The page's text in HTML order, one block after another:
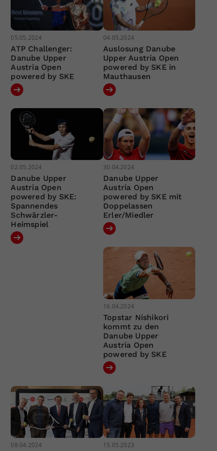
05.05.2024
ATP Challenger:
Danube Upper
Austria Open
powered by SKE
04.05.2024
Auslosung Danube
Upper Austria Open
powered by SKE in
Mauthausen
02.05.2024
Danube Upper
Austria Open
powered by SKE:
Spannendes
Schwärzler-
Heimspiel
30.04.2024
Danube Upper
Austria Open
powered by SKE mit
Doppelassen
Erler/Miedler
16.04.2024
Topstar Nishikori
kommt zu den
Danube Upper
Austria Open
powered by SKE
08.04.2024 15.05.2023